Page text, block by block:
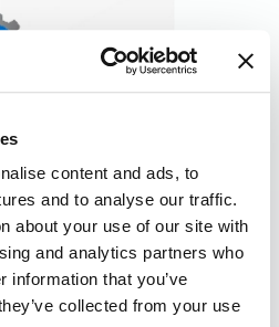
content and ads, to
and to analyse our traffic.
about your use of our site with
and analytics partners who
information that you’ve
collected from your use